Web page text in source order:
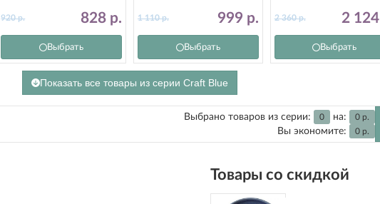
828 р.
920р.
Выбрать
999 р.
1 110р.
Выбрать
2 124
2 360р.
Выбрать
Показать все товары из серии Craft Blue
Выбрано товаров из серии: 0 на: 0 р.
Вы экономите: 0 р.
Товары со скидкой